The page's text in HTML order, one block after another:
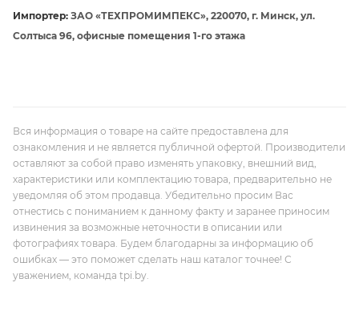
Импортер: ЗАО «ТЕХПРОМИМПЕКС», 220070, г. Минск, ул.
Солтыса 96, офисные помещения 1-го этажа
Вся информация о товаре на сайте предоставлена для
ознакомления и не является публичной офертой. Производители
оставляют за собой право изменять упаковку, внешний вид,
характеристики или комплектацию товара, предварительно не
уведомляя об этом продавца. Убедительно просим Вас
отнестись с пониманием к данному факту и заранее приносим
извинения за возможные неточности в описании или
фотографиях товара. Будем благодарны за информацию об
ошибках — это поможет сделать наш каталог точнее! С
уважением, команда tpi.by.